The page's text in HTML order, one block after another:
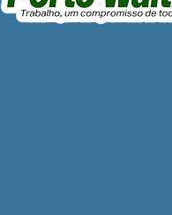
reforçam capacidade